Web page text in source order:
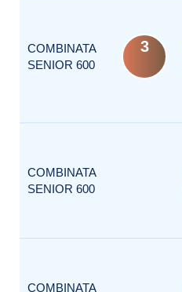
COMBINATA
SENIOR 600
3
COMBINATA
SENIOR 600
COMBINATA